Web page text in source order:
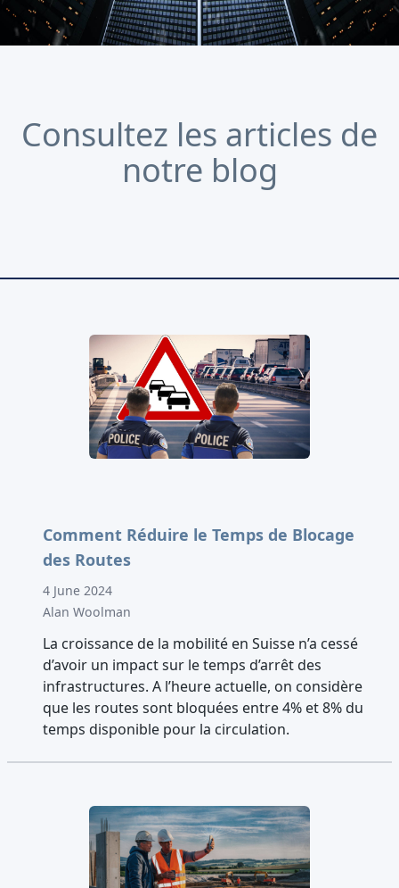
Consultez les articles de
notre blog
Comment Réduire le Temps de Blocage
des Routes
4 June 2024
Alan Woolman
La croissance de la mobilité en Suisse n’a cessé
d’avoir un impact sur le temps d’arrêt des
infrastructures. A l’heure actuelle, on considère
que les routes sont bloquées entre 4% et 8% du
temps disponible pour la circulation.